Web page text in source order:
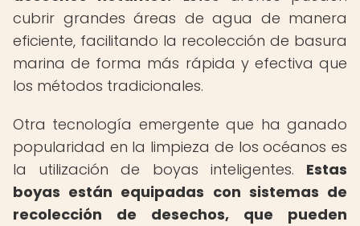
cubrir grandes áreas de agua de manera
eficiente, facilitando la recolección de basura
marina de forma más rápida y efectiva que
los métodos tradicionales.
Otra tecnología emergente que ha ganado
popularidad en la limpieza de los océanos es
la utilización de boyas inteligentes. Estas
boyas están equipadas con sistemas de
recolección de desechos, que pueden